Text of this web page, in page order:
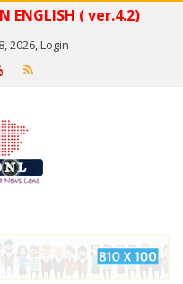
( ver.4.2)
2026,Login